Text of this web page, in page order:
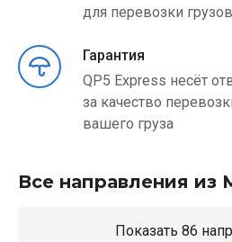
для перевозки грузов
Гарантия
QP5 Express несёт
за качество
вашего груза
Все направления из